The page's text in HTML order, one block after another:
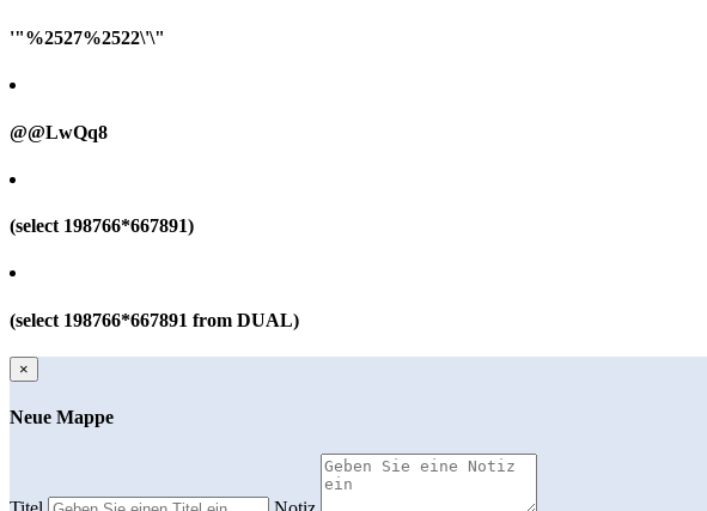
'"%2527%2522\'\"
@@LwQq8
(select 198766*667891)
(select 198766*667891 from DUAL)
×
Neue Mappe